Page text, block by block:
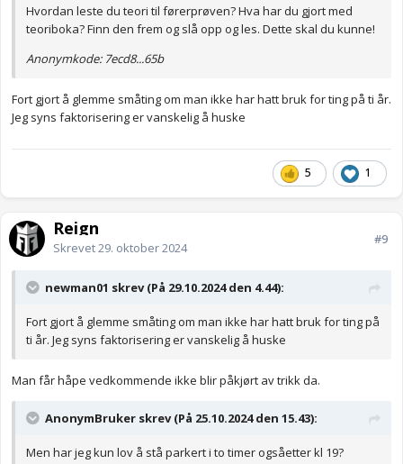
Hvordan leste du teori til førerprøven? Hva har du gjort med
teoriboka? Finn den frem og slå opp og les. Dette skal du kunne!
Anonymkode: 7ecd8...65b
Fort gjort å glemme småting om man ikke har hatt bruk for ting på ti år.
Jeg syns faktorisering er vanskelig å huske
5 1
Reign
Skrevet29. oktober 2024
#9
newman01 skrev (På 29.10.2024 den 4.44):
Fort gjort å glemme småting om man ikke har hatt bruk for ting på
ti år. Jeg syns faktorisering er vanskelig å huske
Man får håpe vedkommende ikke blir påkjørt av trikk da.
AnonymBruker skrev (På 25.10.2024 den 15.43):
Men har jeg kun lov å stå parkert i to timer ogsåetter kl 19?